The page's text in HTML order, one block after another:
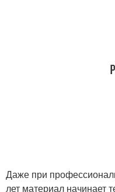
Даже при
лет материал начинает